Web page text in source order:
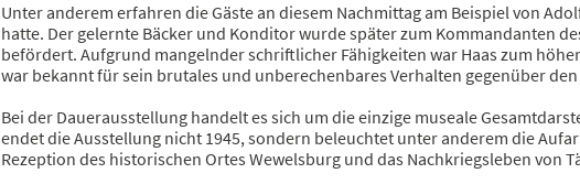
Unter anderem erfahren die Gäste an diesem Nachmittag am Beispiel von
hatte. Der gelernte Bäcker und Konditor wurde später zum Kommandanten
befördert. Aufgrund mangelnder schriftlicher Fähigkeiten war Haas zum
war bekannt für sein brutales und unberechenbares Verhalten gegenüber
Bei der Dauerausstellung handelt es sich um die einzige museale
endet die Ausstellung nicht 1945, sondern beleuchtet unter anderem die
Rezeption des historischen Ortes Wewelsburg und das Nachkriegsleben von